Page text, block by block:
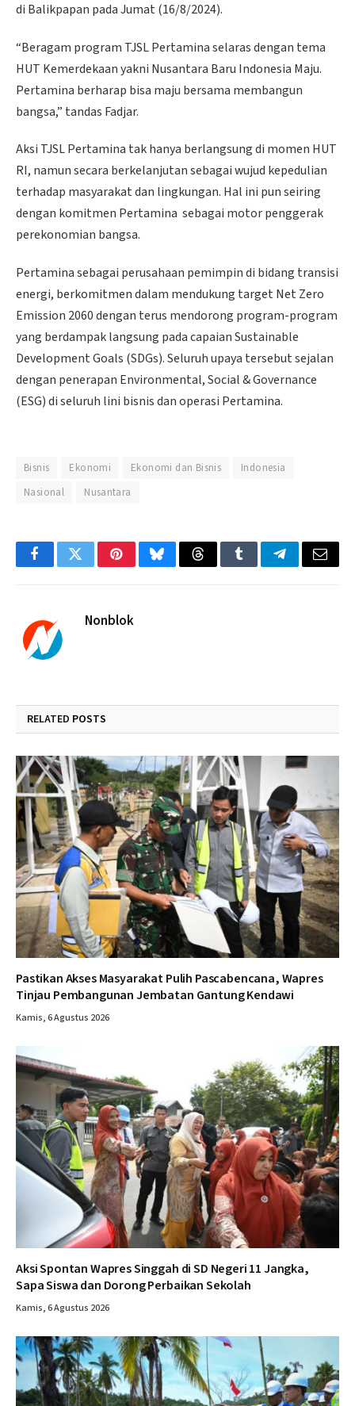
di Balikpapan pada Jumat (16/8/2024).
“Beragam program TJSL Pertamina selaras dengan tema
HUT Kemerdekaan yakni Nusantara Baru Indonesia Maju.
Pertamina berharap bisa maju bersama membangun
bangsa,” tandas Fadjar.
Aksi TJSL Pertamina tak hanya berlangsung di momen HUT
RI, namun secara berkelanjutan sebagai wujud kepedulian
terhadap masyarakat dan lingkungan. Hal ini pun seiring
dengan komitmen Pertamina sebagai motor penggerak
perekonomian bangsa.
Pertamina sebagai perusahaan pemimpin di bidang transisi
energi, berkomitmen dalam mendukung target Net Zero
Emission 2060 dengan terus mendorong program-program
yang berdampak langsung pada capaian Sustainable
Development Goals (SDGs). Seluruh upaya tersebut sejalan
dengan penerapan Environmental, Social & Governance
(ESG) di seluruh lini bisnis dan operasi Pertamina.
Bisnis Ekonomi Ekonomi dan Bisnis
Indonesia
Nasional
Nusantara
FacebookTwitterPinterestBlueskyThreadsTumblrTelegramEmail
Nonblok
RELATED POSTS
Pastikan Akses Masyarakat Pulih Pascabencana, Wapres
Tinjau Pembangunan Jembatan Gantung Kendawi
Kamis, 6 Agustus 2026
Aksi Spontan Wapres Singgah di SD Negeri 11 Jangka,
Sapa Siswa dan Dorong Perbaikan Sekolah
Kamis, 6 Agustus 2026